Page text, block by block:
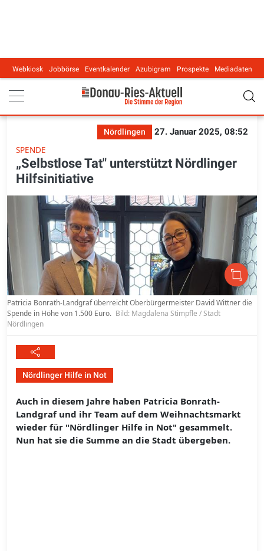
Main navigation
Webkiosk Jobbörse Eventkalender Azubigram Prospekte Mediadaten
Nördlingen
27. Januar 2025, 08:52
SPENDE
„Selbstlose Tat" unterstützt Nördlinger
Hilfsinitiative
Patricia Bonrath-Landgraf überreicht Oberbürgermeister David Wittner die
Spende in Höhe von 1.500 Euro. Bild: Magdalena Stimpfle / Stadt
Nördlingen
Nördlinger Hilfe in Not
Auch in diesem Jahre haben Patricia Bonrath-
Landgraf und ihr Team auf dem Weihnachtsmarkt
wieder für "Nördlinger Hilfe in Not" gesammelt.
Nun hat sie die Summe an die Stadt übergeben.